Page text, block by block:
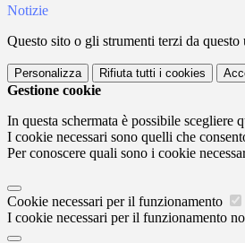
Notizie
Questo sito o gli strumenti terzi da
Personalizza Rifiuta tutti i cookies
Gestione cookie
In questa schermata è possibile scegliere
I cookie necessari sono quelli che
Per conoscere quali sono i cookie
Cookie necessari per il funzionamento
I cookie necessari per il funzionamento